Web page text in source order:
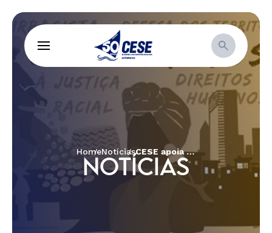
HomeNotícias CESE apoia projeto de regularização da situação jurídica para associação de defesa dos direitos de mulheres
NOTÍCIAS